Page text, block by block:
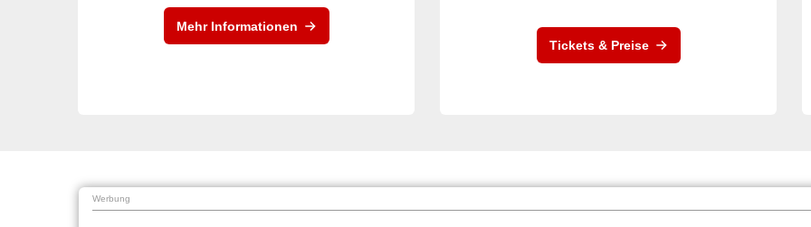
Mehr Informationen
Tickets & Preise
Werbung